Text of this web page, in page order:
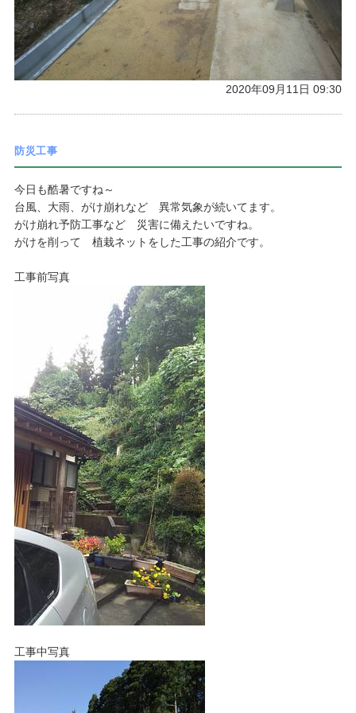
2020年09月11日 09:30
防災工事
今日も酷暑ですね～
台風、大雨、がけ崩れなど 異常気象が続いてます。
がけ崩れ予防工事など 災害に備えたいですね。
がけを削って 植栽ネットをした工事の紹介です。
工事前写真
工事中写真